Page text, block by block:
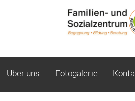
Über uns Fotogalerie